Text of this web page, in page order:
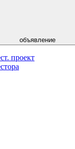
объявление
проект